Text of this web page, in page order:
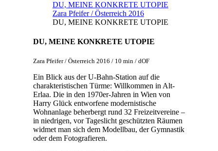
DU, MEINE KONKRETE UTOPIE
Zara Pfeifer / Österreich 2016
DU, MEINE KONKRETE UTOPIE
DU, MEINE KONKRETE UTOPIE
Zara Pfeifer / Österreich 2016 / 10 min / dOF
Ein Blick aus der U-Bahn-Station auf die
charakteristischen Türme: Willkommen in Alt-
Erlaa. Die in den 1970er-Jahren in Wien von
Harry Glück entworfene modernistische
Wohnanlage beherbergt rund 32 Freizeitvereine –
in niedrigen, vor Tageslicht geschützten Räumen
widmet man sich dem Modellbau, der Gymnastik
oder dem Fotografieren.